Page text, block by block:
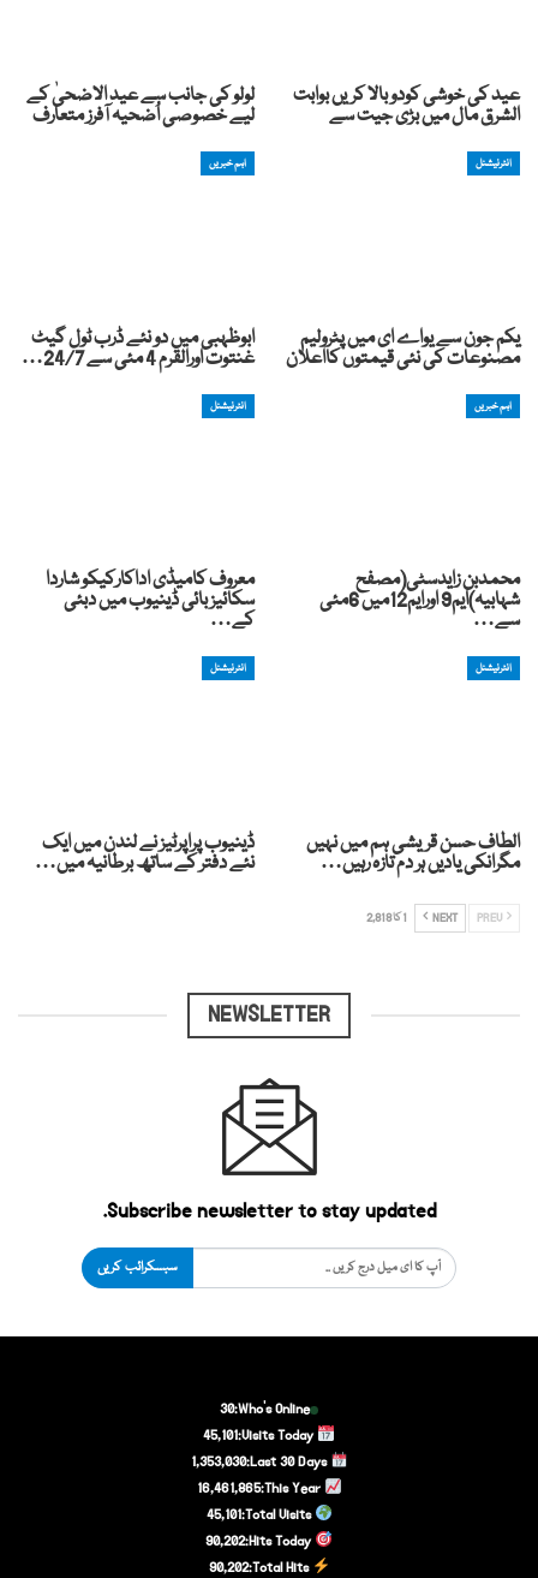
عید کی خوشی کودوبالا کریں بوابت
الشرق مال میں بڑی جیت سے
لولو کی جانب سے عید الاضحیٰ کے
لیے خصوصی اُضحیہ آفرز متعارف
انٹرنیشنل
یکم جون سے یواے ای میں پٹرولیم
مصنوعات کی نئی قیمتوں کااعلان
اہم خبریں
ابوظہبی میں دو نئے ڈرب ٹول گیٹ
غنتوت اورالقرم 4 مئی سے 24/7…
اہم خبریں
محمدبن زایدسٹی(مصفح
شہابیہ)ایم9 اورایم12میں 6مئی
سے…
انٹرنیشنل
معروف کامیڈی اداکارکیکو شاردا
سکائیز بائی ڈینیوب میں دبئی
کے…
انٹرنیشنل
الطاف حسن قریشی ہم میں نہیں
مگرانکی یادیں ہر دم تازہ رہیں…
انٹرنیشنل
ڈینیوب پراپرٹیز نے لندن میں ایک
نئے دفتر کے ساتھ برطانیہ میں…
NEXT 1 کا 2,818
NEWSLETTER
Subscribe newsletter to stay updated.
سبسکرائب کریں
Who's Online:
30
Visits Today:
45,101
Last 30 Days:
1,353,030
This Year:
16,461,865
Total Visits:
45,101
Hits Today:
90,202
Total Hits:
90,202